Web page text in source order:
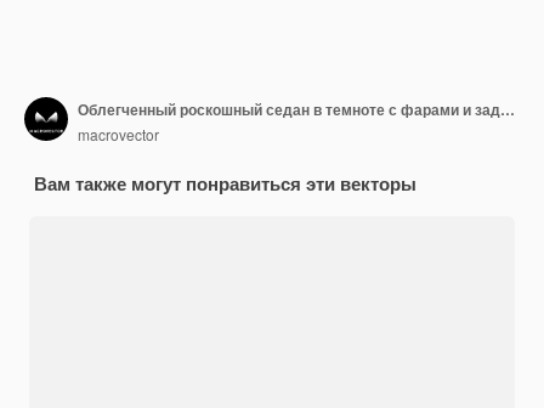
Облегченный роскошный седан в темноте с фарами и задними фонарями, освещенный реалистичным изображением
macrovector
Вам также могут понравиться эти векторы